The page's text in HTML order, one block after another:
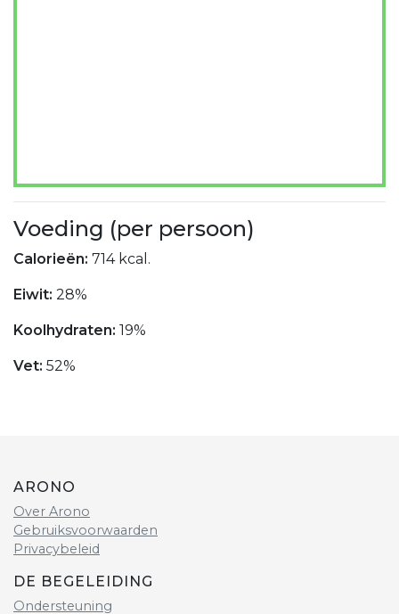
Voeding (per persoon)
Calorieën: 714 kcal.
Eiwit: 28%
Koolhydraten: 19%
Vet: 52%
ARONO
Over Arono
Gebruiksvoorwaarden
Privacybeleid
DE BEGELEIDING
Ondersteuning